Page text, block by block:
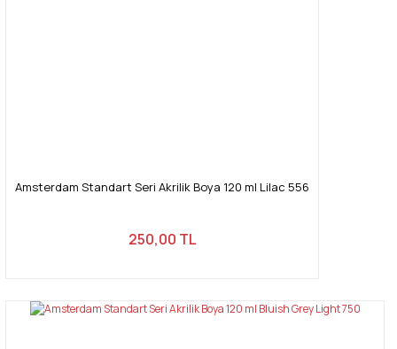
Amsterdam Standart Seri Akrilik Boya 120 ml Lilac 556
250,00 TL